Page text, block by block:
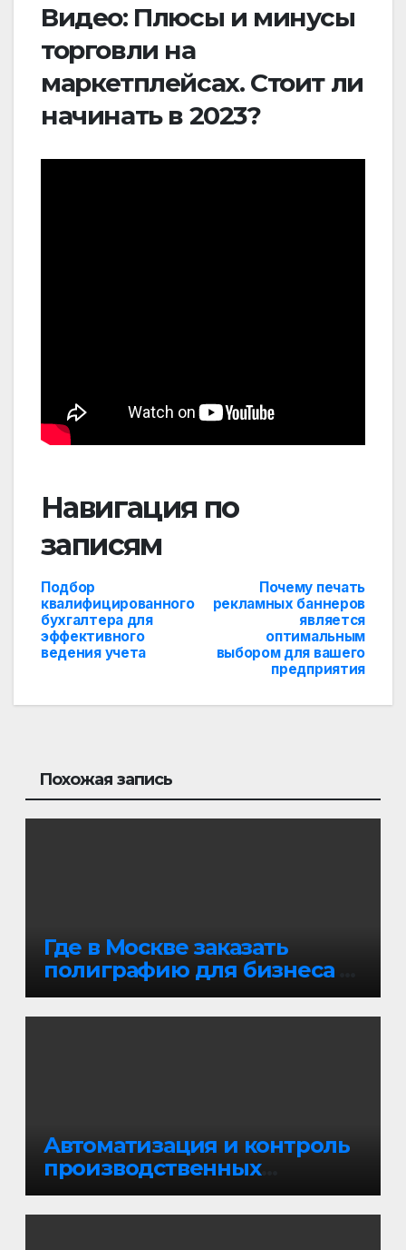
Видео: Плюсы и минусы
торговли на
маркетплейсах. Стоит ли
начинать в 2023?
Навигация по
записям
Почему печать
рекламных баннеров
является
оптимальным
выбором для вашего
предприятия
Подбор
квалифицированного
бухгалтера для
эффективного
ведения учета
Похожая запись
Где в Москве заказать
полиграфию для бизнеса и
не потерять время на
согласования и переделки
Автоматизация и контроль
производственных
процессов